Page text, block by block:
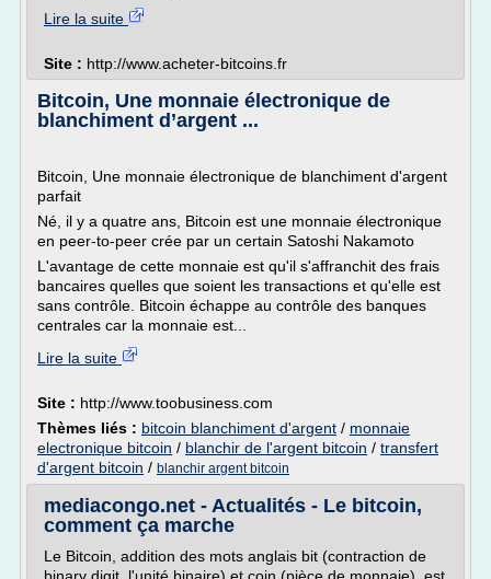
Lire la suite
Site : http://www.acheter-bitcoins.fr
Bitcoin, Une monnaie électronique de
blanchiment d’argent ...
Bitcoin, Une monnaie électronique de blanchiment d'argent
parfait
Né, il y a quatre ans, Bitcoin est une monnaie électronique
en peer-to-peer crée par un certain Satoshi Nakamoto
L'avantage de cette monnaie est qu'il s'affranchit des frais
bancaires quelles que soient les transactions et qu'elle est
sans contrôle. Bitcoin échappe au contrôle des banques
centrales car la monnaie est...
Lire la suite
Site : http://www.toobusiness.com
Thèmes liés : bitcoin blanchiment d'argent / monnaie
electronique bitcoin / blanchir de l'argent bitcoin / transfert
d'argent bitcoin / blanchir argent bitcoin
mediacongo.net - Actualités - Le bitcoin,
comment ça marche
Le Bitcoin, addition des mots anglais bit (contraction de